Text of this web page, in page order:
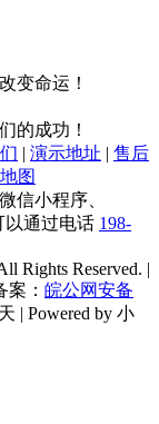
变命运！
的成功！
| 演示地址 | 售后
图
信小程序、
以通过电话 198-
Rights Reserved. |
案： 皖公网安备
天 | Powered by 小